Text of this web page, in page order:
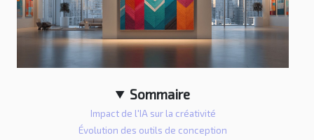
Sommaire
Impact de l'IA sur la créativité
Évolution des outils de conception